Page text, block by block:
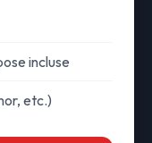
incluse
etc.)